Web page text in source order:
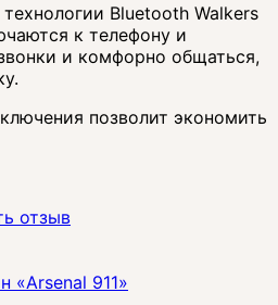
Bluetooth Walkers
к телефону и
и комфорно общаться,
позволит экономить
отзыв